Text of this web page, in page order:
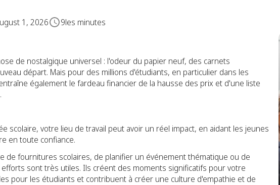
1, 2026 9les minutes
de nostalgique universel : l'odeur du papier neuf, des carnets
départ. Mais pour des millions d'étudiants, en particulier dans les
également le fardeau financier de la hausse des prix et d'une liste
scolaire, votre lieu de travail peut avoir un réel impact, en aidant les jeunes
en toute confiance.
de fournitures scolaires, de planifier un événement thématique ou de
efforts sont très utiles. Ils créent des moments significatifs pour votre
pour les étudiants et contribuent à créer une culture d'empathie et de